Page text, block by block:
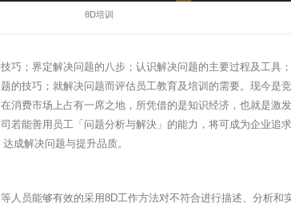
8D培训
巧；界定解决问题的八步；认识解决问题的主要过程及工具
的技巧；就解决问题而评估员工教育及培训的需要。现今是
消费市场上占有一席之地，所凭借的是知识经济，也就是激
若能善用员工「问题分析与解決」的能力，将可成为企业追
成解决问题与提升品质。
人员能够有效的采用8D工作方法对不符合进行描述、分析和